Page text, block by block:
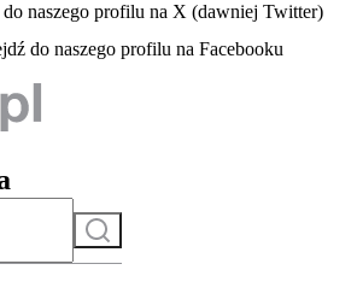
karcie
do naszego profilu na X (dawniej Twitter)
- otwiera się w nowej karcie
do naszego profilu na Facebooku
Szukaj
do serwisu